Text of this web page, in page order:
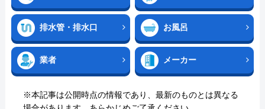
排水管・排水口 お風呂
業者 メーカー
※本記事は公開時点の情報であり、最新のものとは異なる